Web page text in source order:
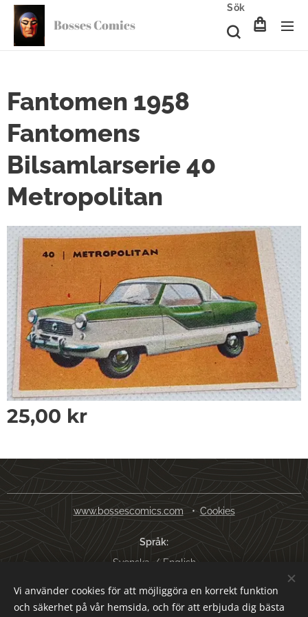
Bosses Comics
Sök
Fantomen 1958
Fantomens
Bilsamlarserie 40
Metropolitan
25,00 kr
www.bossescomics.com Cookies
Språk
Svenska
English
Valutor
SEK kr
USD $ EUR € AUD $
Vi använder cookies för att möjliggöra en korrekt funktion
och säkerhet på vår hemsida, och för att erbjuda dig bästa